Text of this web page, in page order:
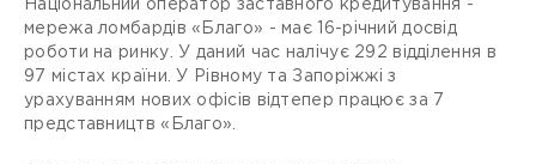
Національний оператор заставного кредитування -
мережа ломбардів «Благо» - має 16-річний досвід
роботи на ринку. У даний час налічує 292 відділення в
97 містах країни. У Рівному та Запоріжжі з
урахуванням нових офісів відтепер працює за 7
представництв «Благо».